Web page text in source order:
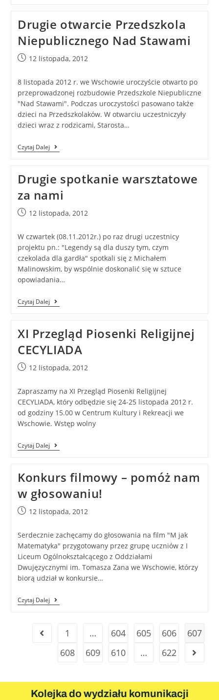
Drugie otwarcie Przedszkola
Niepublicznego Nad Stawami
12 listopada, 2012
8 listopada 2012 r. we Wschowie uroczyście otwarto po
przeprowadzonej rozbudowie Przedszkole Niepubliczne
"Nad Stawami". Podczas uroczystości pasowano także
dzieci na Przedszkolaków. W otwarciu uczestniczyły
dzieci wraz z rodzicami, Starosta…
Czytaj Dalej
Drugie spotkanie warsztatowe
za nami
12 listopada, 2012
W czwartek (08.11.2012r.) po raz drugi uczestnicy
projektu pn.: "Legendy są dla duszy tym, czym
czekolada dla gardła" spotkali się z Michałem
Malinowskim, by wspólnie doskonalić się w sztuce
opowiadania…
Czytaj Dalej
XI Przegląd Piosenki Religijnej
CECYLIADA
12 listopada, 2012
Zapraszamy na XI Przegląd Piosenki Religijnej
CECYLIADA, który odbędzie się 24-25 listopada 2012 r.
od godziny 15.00 w Centrum Kultury i Rekreacji we
Wschowie. Wstęp wolny
Czytaj Dalej
Konkurs filmowy – pomóż nam
w głosowaniu!
12 listopada, 2012
Serdecznie zachęcamy do głosowania na film "M jak
Matematyka" przygotowany przez grupę uczniów z I
Liceum Ogólnokształcącego z Oddziałami
Dwujęzycznymi im. Tomasza Zana we Wschowie, którzy
biorą udział w konkursie…
Czytaj Dalej
1 … 604 605 606
607
608
609 610 … 622
Kolejka do wydziału komunikacji